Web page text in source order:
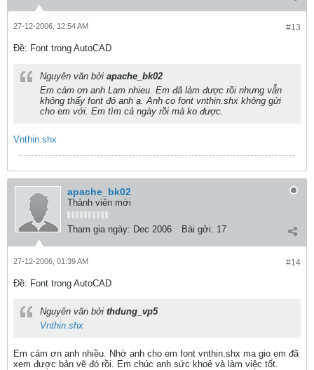
#13
27-12-2006, 12:54 AM
Ðề: Font trong AutoCAD
Nguyên văn bởi apache_bk02
Em cám ơn anh Lam nhieu. Em đã làm được rồi nhưng vẫn
không thấy font đó anh ạ. Anh co font vnthin.shx không gửi
cho em với. Em tìm cả ngày rồi mà ko được.
Vnthin.shx
apache_bk02
Thành viên mới
Tham gia ngày: Dec 2006 Bài gởi: 17
#14
27-12-2006, 01:39 AM
Ðề: Font trong AutoCAD
Nguyên văn bởi thdung_vp5
Vnthin.shx
Em cám ơn anh nhiều. Nhờ anh cho em font vnthin.shx ma gio em đã
xem được bản vẽ đó rồi. Em chúc anh sức khoẻ và làm việc tốt.